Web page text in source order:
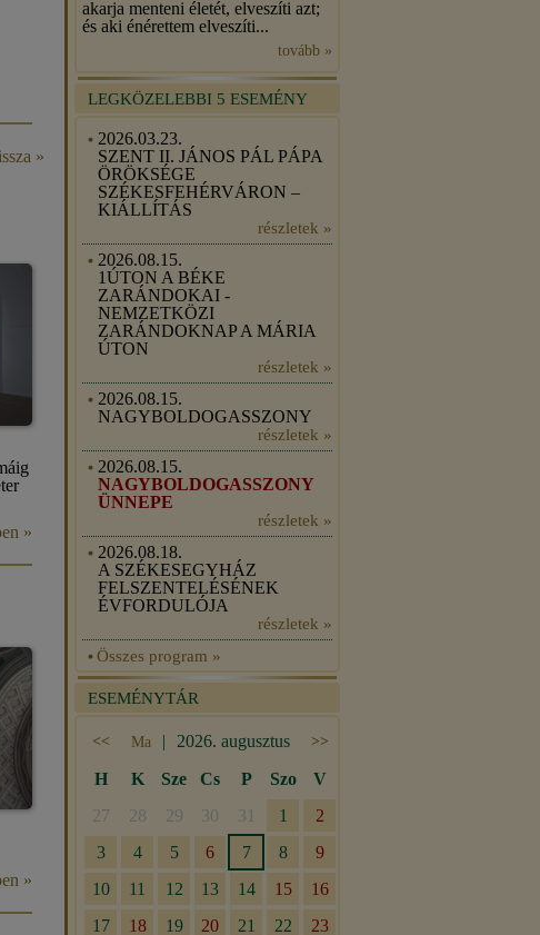
»
»
»
akarja menteni életét, elveszíti azt;
és aki énérettem elveszíti...
tovább »
LEGKÖZELEBBI 5 ESEMÉNY
2026.03.23.
SZENT II. JÁNOS PÁL PÁPA
ÖRÖKSÉGE
SZÉKESFEHÉRVÁRON –
KIÁLLÍTÁS
részletek »
2026.08.15.
1ÚTON A BÉKE
ZARÁNDOKAI -
NEMZETKÖZI
ZARÁNDOKNAP A MÁRIA
ÚTON
részletek »
2026.08.15.
NAGYBOLDOGASSZONY
részletek »
2026.08.15.
NAGYBOLDOGASSZONY
ÜNNEPE
részletek »
2026.08.18.
A SZÉKESEGYHÁZ
FELSZENTELÉSÉNEK
ÉVFORDULÓJA
részletek »
Összes program »
ESEMÉNYTÁR